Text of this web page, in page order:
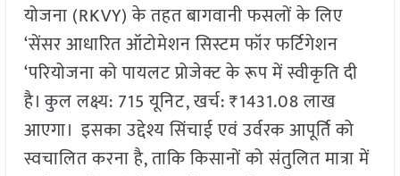
योजना (RKVY) के तहत बागवानी फसलों के लिए
‘सेंसर आधारित ऑटोमेशन सिस्टम फॉर फर्टिगेशन
‘परियोजना को पायलट प्रोजेक्ट के रूप में स्वीकृति दी
है। कुल लक्ष्य: 715 यूनिट, खर्च: ₹1431.08 लाख
आएगा। इसका उद्देश्य सिंचाई एवं उर्वरक आपूर्ति को
स्वचालित करना है, ताकि किसानों को संतुलित मात्रा में